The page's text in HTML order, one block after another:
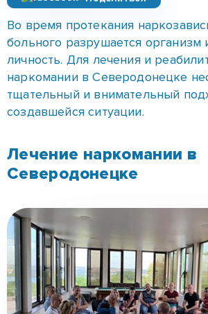
Лечение наркомании в
Северодонецке
Начинать лечение наркомании в
необходимо с детоксикации.